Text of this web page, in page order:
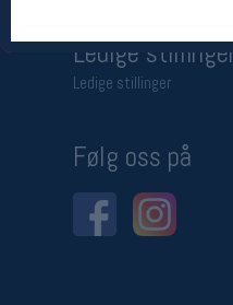
Ledige stillinger
Ledige stillinger
Følg oss på